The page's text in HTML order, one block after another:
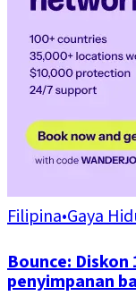
Filipina•Gaya
Bounce:
penyimpanan